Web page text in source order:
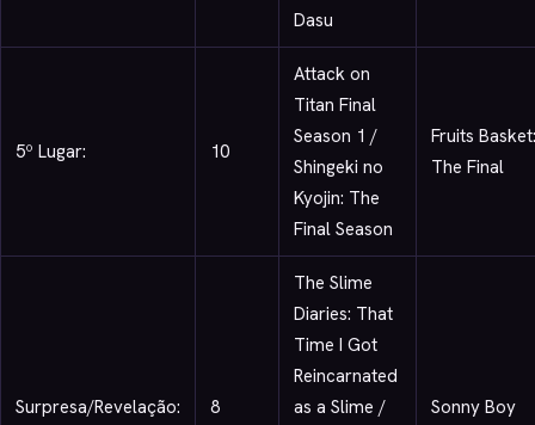
Dasu
5º Lugar: 10
Attack on
Titan Final
Season 1 /
Shingeki no
Kyojin: The
Final Season
Fruits Basket:
The Final
Surpresa/Revelação: 8
The Slime
Diaries: That
Time I Got
Reincarnated
as a Slime /
Sonny Boy